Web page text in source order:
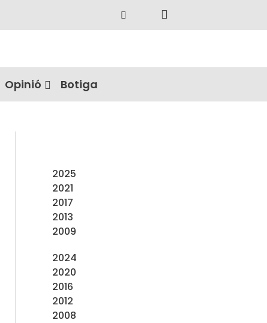
Opinió Botiga
2025
2021
2017
2013
2009
2024
2020
2016
2012
2008